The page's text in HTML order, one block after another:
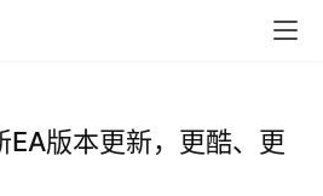
EA版本更新，更酷、更